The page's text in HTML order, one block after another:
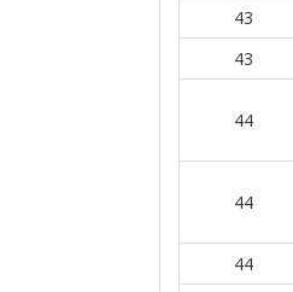
43
43
44
44
44